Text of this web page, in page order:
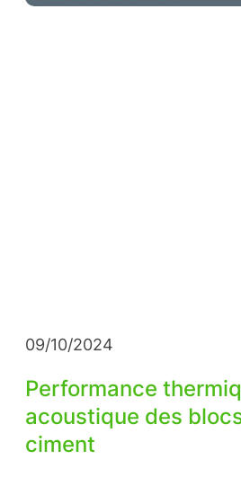
09/10/2024
Performance
acoustique des
ciment